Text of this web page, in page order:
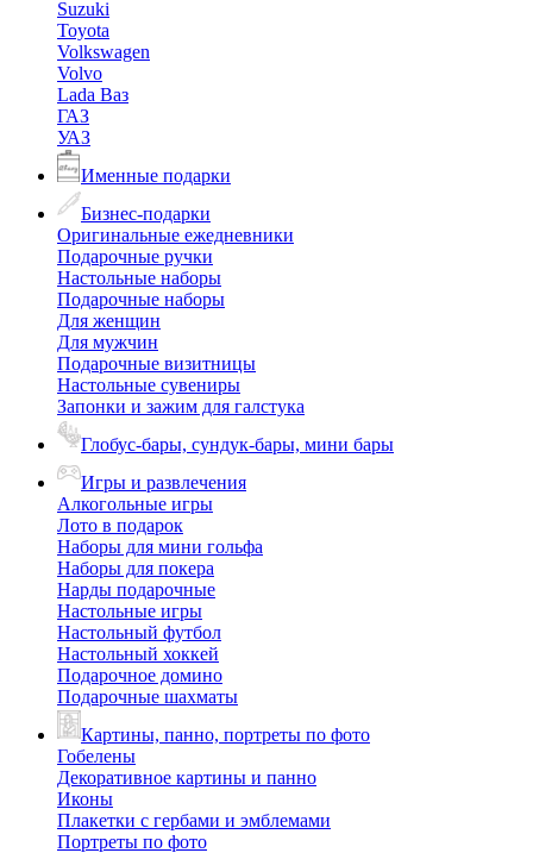
Suzuki
Toyota
Volkswagen
Volvo
Lada Ваз
ГАЗ
УАЗ
Именные подарки
Бизнес-подарки
Оригинальные ежедневники
Подарочные ручки
Настольные наборы
Подарочные наборы
Для женщин
Для мужчин
Подарочные визитницы
Настольные сувениры
Запонки и зажим для галстука
Глобус-бары, сундук-бары, мини бары
Игры и развлечения
Алкогольные игры
Лото в подарок
Наборы для мини гольфа
Наборы для покера
Нарды подарочные
Настольные игры
Настольный футбол
Настольный хоккей
Подарочное домино
Подарочные шахматы
Картины, панно, портреты по фото
Гобелены
Декоративное картины и панно
Иконы
Плакетки с гербами и эмблемами
Портреты по фото